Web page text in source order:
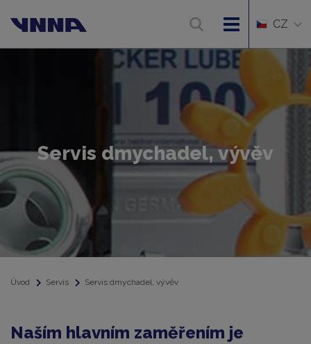
CZ
Servis dmychadel, vývěv
Úvod Servis Servis dmychadel, vývěv
Naším hlavním zaměřením je